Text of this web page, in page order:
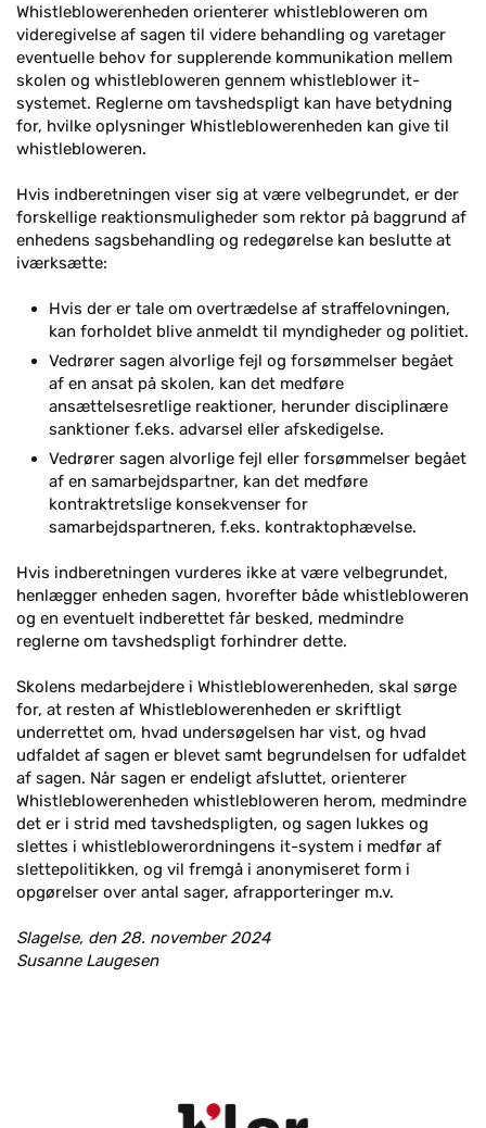
Whistleblowerenheden orienterer whistlebloweren om
videregivelse af sagen til videre behandling og varetager
eventuelle behov for supplerende kommunikation mellem
skolen og whistlebloweren gennem whistleblower it-
systemet. Reglerne om tavshedspligt kan have betydning
for, hvilke oplysninger Whistleblowerenheden kan give til
whistlebloweren.
Hvis indberetningen viser sig at være velbegrundet, er der
forskellige reaktionsmuligheder som rektor på baggrund af
enhedens sagsbehandling og redegørelse kan beslutte at
iværksætte:
Hvis der er tale om overtrædelse af straffelovningen,
kan forholdet blive anmeldt til myndigheder og politiet.
Vedrører sagen alvorlige fejl og forsømmelser begået
af en ansat på skolen, kan det medføre
ansættelsesretlige reaktioner, herunder disciplinære
sanktioner f.eks. advarsel eller afskedigelse.
Vedrører sagen alvorlige fejl eller forsømmelser begået
af en samarbejdspartner, kan det medføre
kontraktretslige konsekvenser for
samarbejdspartneren, f.eks. kontraktophævelse.
Hvis indberetningen vurderes ikke at være velbegrundet,
henlægger enheden sagen, hvorefter både whistlebloweren
og en eventuelt indberettet får besked, medmindre
reglerne om tavshedspligt forhindrer dette.
Skolens medarbejdere i Whistleblowerenheden, skal sørge
for, at resten af Whistleblowerenheden er skriftligt
underrettet om, hvad undersøgelsen har vist, og hvad
udfaldet af sagen er blevet samt begrundelsen for udfaldet
af sagen. Når sagen er endeligt afsluttet, orienterer
Whistleblowerenheden whistlebloweren herom, medmindre
det er i strid med tavshedspligten, og sagen lukkes og
slettes i whistleblowerordningens it-system i medfør af
slettepolitikken, og vil fremgå i anonymiseret form i
opgørelser over antal sager, afrapporteringer m.v.
Slagelse, den 28. november 2024
Susanne Laugesen